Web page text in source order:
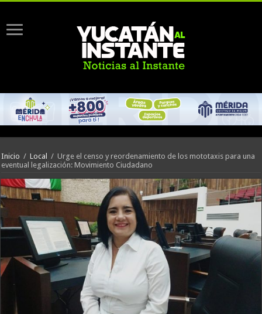
Inicio / Local / Urge el censo y reordenamiento de los mototaxis para una
eventual legalización: Movimiento Ciudadano